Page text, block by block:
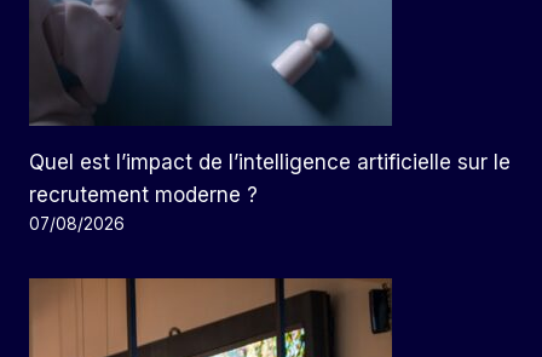
Quel est l’impact de l’intelligence artificielle sur le
recrutement moderne ?
07/08/2026